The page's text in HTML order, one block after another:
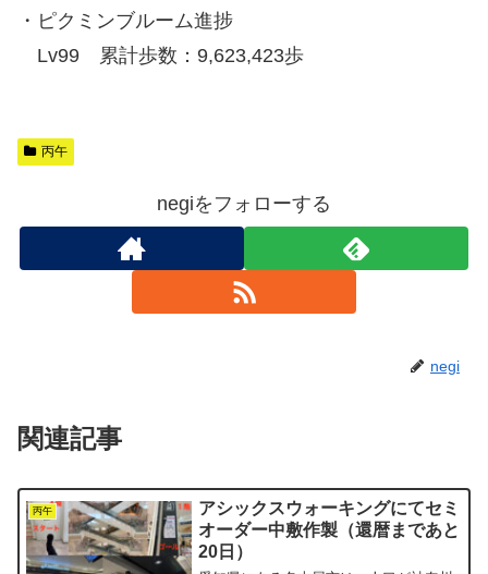
・ピクミンブルーム進捗
Lv99 累計歩数：9,623,423歩
丙午
negiをフォローする
negi
関連記事
丙午
アシックスウォーキングにてセミ
オーダー中敷作製（還暦まであと
20日）